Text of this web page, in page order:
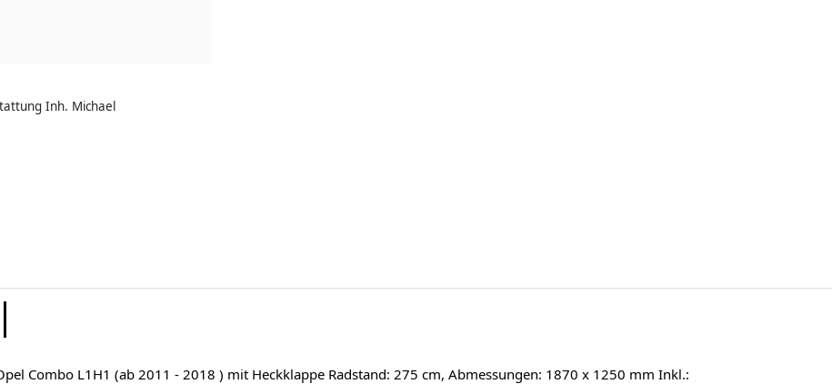
Inh. Michael
Combo L1H1 (ab 2011 - 2018 ) mit Heckklappe Radstand: 275 cm, Abmessungen: 1870 x 1250 mm Inkl.: